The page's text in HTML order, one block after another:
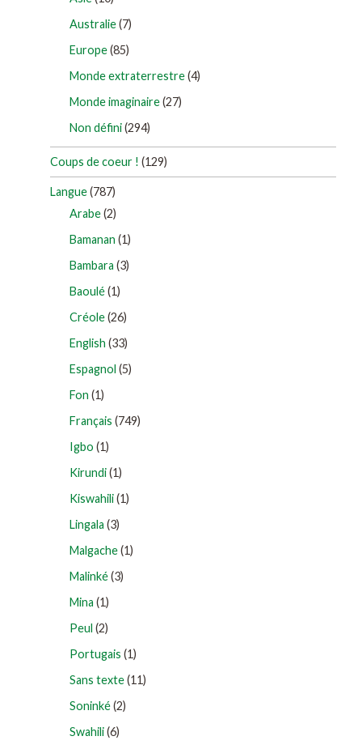
Australie(7)
Europe(85)
Monde extraterrestre(4)
Monde imaginaire(27)
Non défini(294)
Coups de coeur ! (129)
Langue(787)
Arabe(2)
Bamanan (1)
Bambara (3)
Baoulé(1)
Créole(26)
English (33)
Espagnol (5)
Fon (1)
Français (749)
Igbo (1)
Kirundi(1)
Kiswahili(1)
Lingala (3)
Malgache(1)
Malinké(3)
Mina (1)
Peul (2)
Portugais (1)
Sans texte(11)
Soninké(2)
Swahili(6)